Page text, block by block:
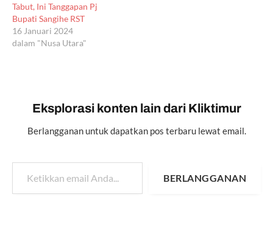
Tabut, Ini Tanggapan Pj
Bupati Sangihe RST
16 Januari 2024
dalam "Nusa Utara"
Eksplorasi konten lain dari Kliktimur
Berlangganan untuk dapatkan pos terbaru lewat email.
Ketikkan email Anda...
BERLANGGANAN